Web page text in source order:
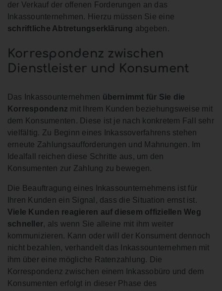
der Verkauf der offenen Forderungen an das
Inkassounternehmen. Hierzu müssen Sie eine
schriftliche Abtretungserklärung abgeben.
Korrespondenz zwischen
Dienstleister und Konsument
Das Inkassounternehmen übernimmt für Sie die
Korrespondenz mit Ihrem Kunden beziehungsweise mit
dem Konsumenten. Diese ist je nach konkretem Fall sehr
vielfältig. Zu Beginn eines Inkassoverfahrens stehen
erneute Zahlungsaufforderungen und Mahnungen. Im
Idealfall reichen diese Schritte aus, um den
Konsumenten zur Zahlung zu bewegen.
Die Beauftragung eines Inkassounternehmens ist für
Ihren Kunden ein Signal, dass die Situation ernst ist.
Viele Kunden reagieren auf diesem offiziellen Weg
schneller, als wenn Sie alleine mit ihm weiter
kommunizieren. Kann oder will der Konsument dennoch
nicht bezahlen, verhandelt das Inkassounternehmen mit
ihm über eine mögliche Ratenzahlung. Die
Korrespondenz zwischen einem Inkassobüro und dem
Konsumenten erfolgt in dieser Phase des